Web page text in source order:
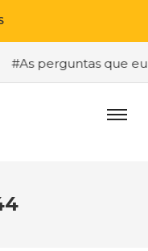
perguntas que eu